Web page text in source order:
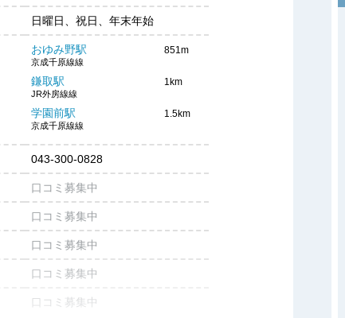
日曜日、祝日、年末年始
おゆみ野駅 851m
京成千原線線
鎌取駅 1km
JR外房線線
学園前駅 1.5km
京成千原線線
043-300-0828
口コミ募集中
口コミ募集中
口コミ募集中
口コミ募集中
口コミ募集中